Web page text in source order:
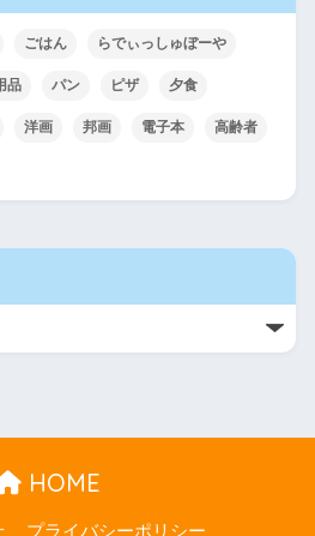
ごはん らでぃっしゅぼーや
品 パン ピザ 夕食
洋画 邦画 電子本 高齢者
HOME
プライバシーポリシー